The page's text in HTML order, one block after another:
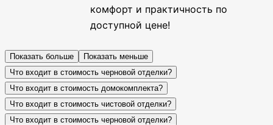
комфорт и практичность по
доступной цене!
Показать больше
Показать меньше
Что входит в стоимость черновой отделки?
Что входит в стоимость домокомплекта?
Что входит в стоимость чистовой отделки?
Что входит в стоимость черновой отделки?